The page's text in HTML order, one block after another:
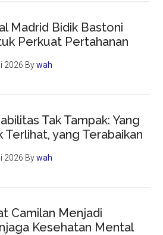
Madrid Bidik Bastoni
Perkuat Pertahanan
2026 Bywah
Tak Tampak: Yang
Terlihat, yang Terabaikan
2026 Bywah
Camilan Menjadi
Kesehatan Mental